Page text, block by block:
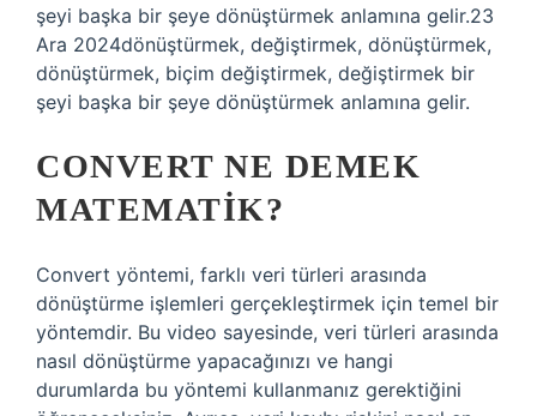
şeyi başka bir şeye dönüştürmek anlamına gelir.23
Ara 2024dönüştürmek, değiştirmek, dönüştürmek,
dönüştürmek, biçim değiştirmek, değiştirmek bir
şeyi başka bir şeye dönüştürmek anlamına gelir.
CONVERT NE DEMEK
MATEMATIK?
Convert yöntemi, farklı veri türleri arasında
dönüştürme işlemleri gerçekleştirmek için temel bir
yöntemdir. Bu video sayesinde, veri türleri arasında
nasıl dönüştürme yapacağınızı ve hangi
durumlarda bu yöntemi kullanmanız gerektiğini